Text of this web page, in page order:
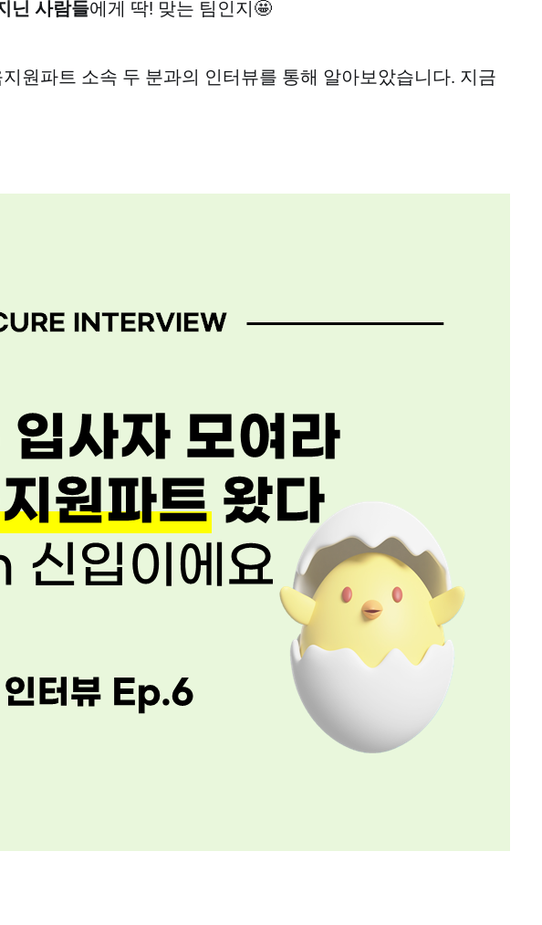
닌 사람들에게 딱! 맞는 팀인지🤩
원파트 소속 두 분과의 인터뷰를 통해 알아보았습니다. 지금